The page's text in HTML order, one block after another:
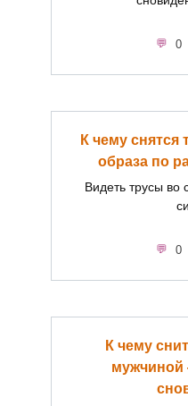
0
К чему снятся
образа по
Видеть трусы
0
К чему
мужчиной